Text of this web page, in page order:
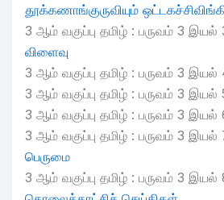
தூக்கணாங்குருவியும்
3 ஆம் வகுப்பு தமிழ் : பருவம் 3
விளைவு
3 ஆம் வகுப்பு தமிழ் : பருவம் 3
3 ஆம் வகுப்பு தமிழ் : பருவம் 3
3 ஆம் வகுப்பு தமிழ் : பருவம் 3
3 ஆம் வகுப்பு தமிழ் : பருவம் 3
பெருமை
3 ஆம் வகுப்பு தமிழ் : பருவம் 3